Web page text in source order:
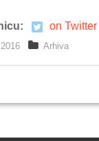
on Twitter
Arhiva